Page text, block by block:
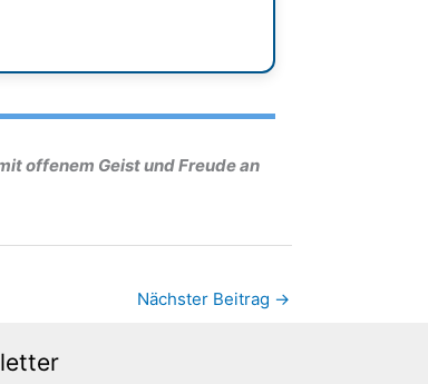
offenem Geist und Freude an
Nächster Beitrag →